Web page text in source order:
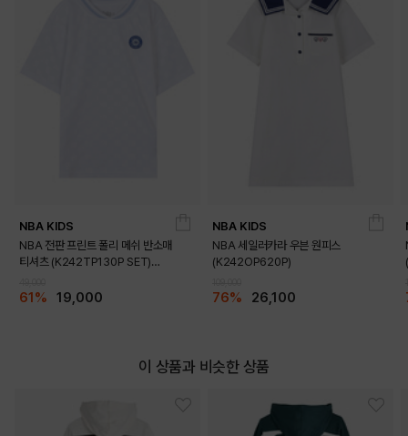
NBA KIDS
NBA 전판 프린트 폴리 메쉬 반소매
티셔츠 (K242TP130P SET)
61% 19,000
NBA KIDS
NBA 세일러카라 우븐 원피스
(K242OP620P)
76% 26,100
이 상품과 비슷한 상품